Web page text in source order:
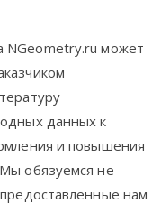
NGeometry.ru может
данных к
и повышения
обязуемся не
нам